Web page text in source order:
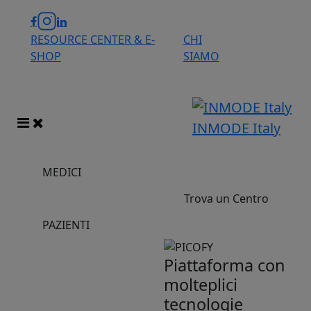
RESOURCE CENTER & E-
SHOP
CHI
SIAMO
INMODE Italy
MEDICI
Trova un Centro
PAZIENTI
Piattaforma con
molteplici
tecnologie